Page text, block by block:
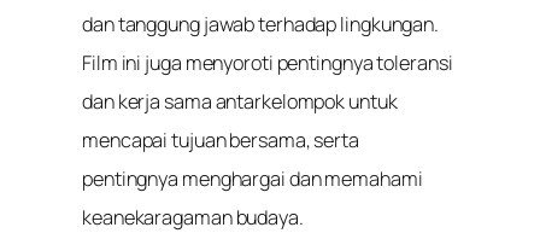
dan tanggung jawab terhadap lingkungan.
Film ini juga menyoroti pentingnya toleransi
dan kerja sama antarkelompok untuk
mencapai tujuan bersama, serta
pentingnya menghargai dan memahami
keanekaragaman budaya.